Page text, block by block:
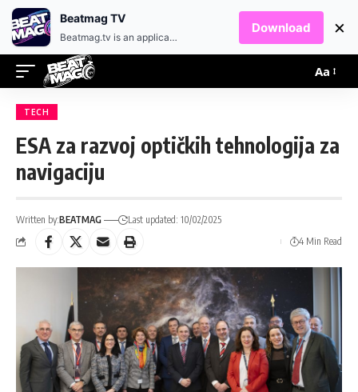
Aa
TECH
ESA za razvoj optičkih tehnologija za
navigaciju
Written by:BEATMAG
Last updated: 10/02/2025
4 Min Read
Beatmag TV
Beatmag.tv is an application designed for fans of electronic music.
Download ×